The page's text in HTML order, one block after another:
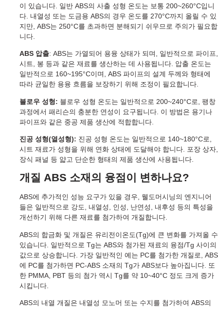
이 있습니다. 일반 ABS의 사출 성형 온도는 보통 200~260°C입니
다. 내열성 또는 도금용 ABS의 경우 온도를 270°C까지 올릴 수 있
지만, ABS는 250°C를 초과하면 분해되기 쉬우므로 주의가 필요합
니다.
ABS 압출: ABS는 가열되어 용융 상태가 되며, 일반적으로 파이프,
시트, 봉 등과 같은 재료를 생산하는 데 사용됩니다. 압출 온도는
일반적으로 160~195°C이며, ABS 파이프의 설계 두께와 형태에
따라 균일한 용융 흐름을 보장하기 위해 조정이 필요합니다.
블로우 성형: 블로우 성형 온도는 일반적으로 200~240°C로, 팽창
과정에서 패리슨의 충분한 연성이 요구됩니다. 이 방법은 용기나
파이프와 같은 중공 제품 생산에 적합합니다.
진공 성형(열성형): 진공 성형 온도는 일반적으로 140~180°C로,
시트 재료가 성형을 위해 연화 상태에 도달해야 합니다. 포장 상자,
장식 패널 등 얇고 단순한 형태의 제품 생산에 사용됩니다.
개질 ABS 소재의 융점이 변하나요?
ABS에 추가적인 성능 요구가 있을 경우, 웰도머시닝의 엔지니어
들은 일반적으로 강도, 내열성, 인성, 난연성, 내후성 등의 특성을
개선하기 위해 다른 재료를 첨가하여 개질합니다.
ABS의 합금화 및 개질은 유리전이온도(Tg)에 큰 변화를 가져올 수
있습니다. 일반적으로 Tg는 ABS와 첨가된 재료의 융점/Tg 사이의
값으로 상승합니다. 가장 일반적인 예는 PC를 첨가한 개질로, ABS
에 PC를 첨가하면 PC-ABS 소재의 Tg가 ABS보다 높아집니다. 또
한 PMMA, PBT 등의 첨가 역시 Tg를 약 10~40°C 정도 크게 증가
시킵니다.
ABS의 내열 개질은 내열성 모노머 또는 수지를 첨가하여 ABS의